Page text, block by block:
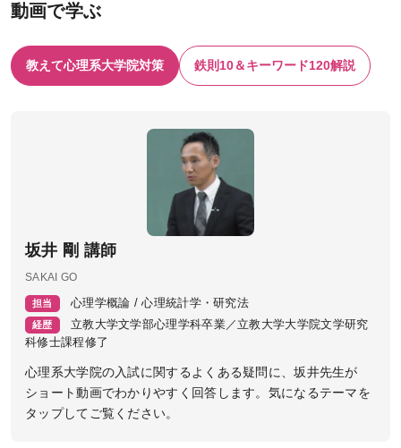
動画で学ぶ
教えて心理系大学院対策 鉄則10＆キーワード120解説
坂井 剛 講師
SAKAI GO
担当 心理学概論 / 心理統計学・研究法
経歴
立教大学文学部心理学科卒業／立教大学大学院文学研究
科修士課程修了
心理系大学院の入試に関するよくある疑問に、坂井先生が
ショート動画でわかりやすく回答します。気になるテーマを
タップしてご覧ください。